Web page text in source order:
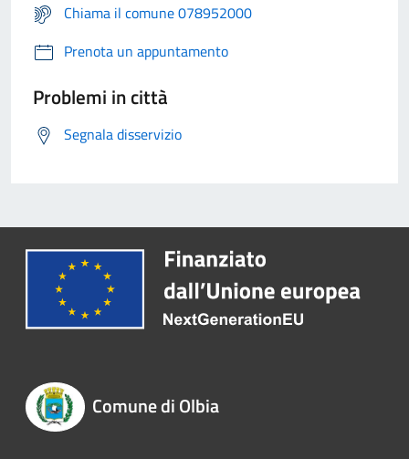
Chiama il comune 078952000
Prenota un appuntamento
Problemi in città
Segnala disservizio
Comune di Olbia